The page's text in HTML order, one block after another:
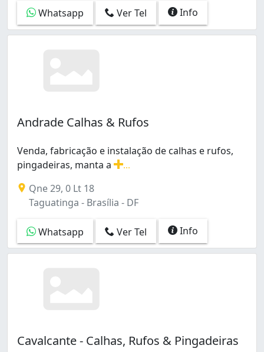
Whatsapp
Ver Tel Info
Andrade Calhas & Rufos
Venda, fabricação e instalação de calhas e rufos,
pingadeiras, manta a
Qne 29, 0 Lt 18
Taguatinga - Brasília - DF
Whatsapp Ver Tel Info
Cavalcante - Calhas, Rufos & Pingadeiras